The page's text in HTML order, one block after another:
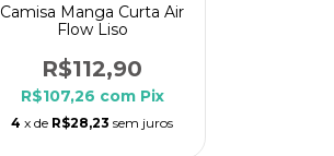
Camisa Manga Curta Air
Flow Liso
R$112,90
R$107,26 com Pix
4 x de R$28,23 sem juros